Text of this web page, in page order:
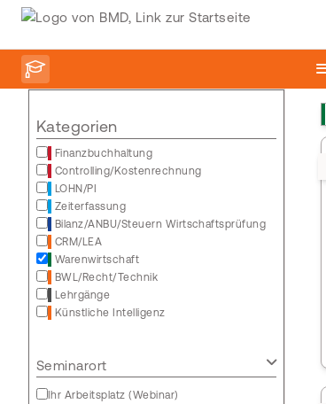
Kategorien
Finanzbuchhaltung
Controlling/Kostenrechnung
LOHN/PI
Zeiterfassung
Bilanz/ANBU/Steuern Wirtschaftsprüfung
CRM/LEA
Warenwirtschaft
BWL/Recht/Technik
Lehrgänge
Künstliche Intelligenz
Seminarort
Ihr Arbeitsplatz (Webinar)